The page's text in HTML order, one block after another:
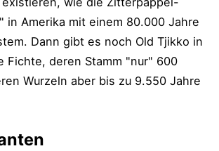
in Amerika mit einem 80.000 Jahre
Dann gibt es noch Old Tjikko in
Fichte, deren Stamm "nur" 600
Wurzeln aber bis zu 9.550 Jahre